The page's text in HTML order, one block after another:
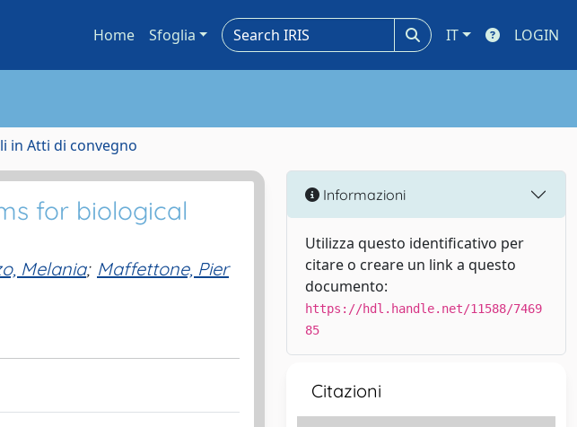
Home Sfoglia IT LOGIN
in Atti di convegno
for biological
Melania; Maffettone, Pier
Informazioni
Utilizza questo identificativo per
citare o creare un link a questo
documento:
https://hdl.handle.net/11588/7469
85
Citazioni